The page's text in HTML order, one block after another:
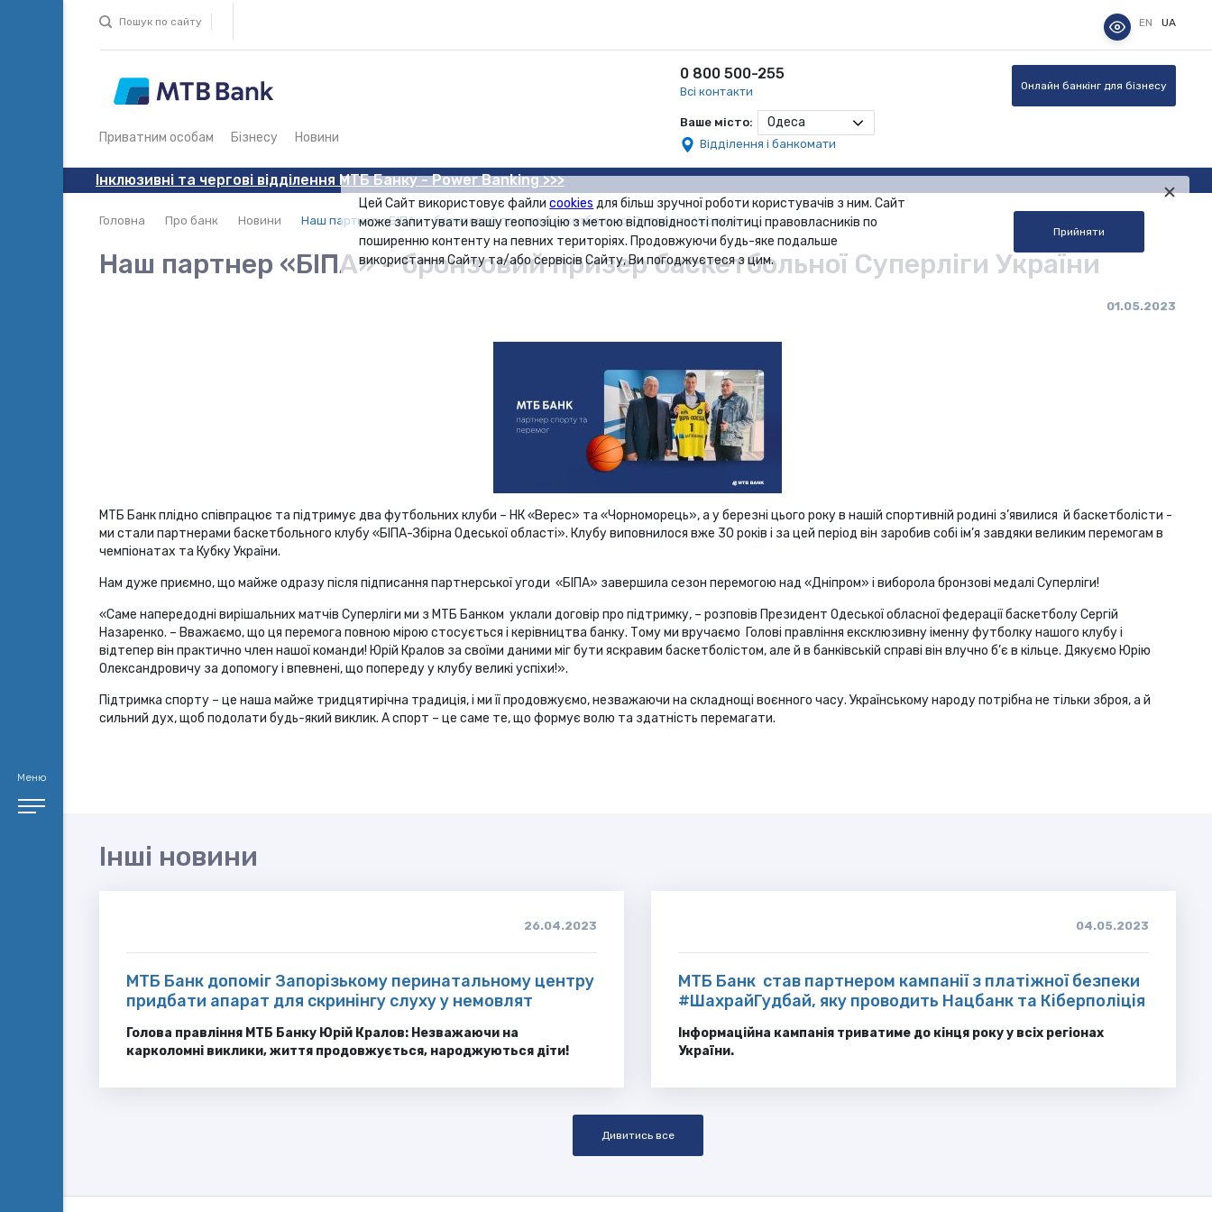
Меню
Пошук по сайту EN UA
Приватним особам Бізнесу Новини
0 800 500-255
Всі контакти
Ваше місто: Одеса
Відділення і банкомати
Онлайн банкінг для бізнесу
Інклюзивні та чергові відділення МТБ Банку - Power Banking >>>
Головна Про банк Новини Наш партнер «БІПА» - бронзовий призер баскетбольної Суперліги України
Наш партнер «БІПА» - бронзовий призер баскетбольної Суперліги України
01.05.2023
МТБ Банк плідно співпрацює та підтримує два футбольних клуби – НК «Верес» та «Чорноморець», а у березні цього року в нашій спортивній родині з’явилися й баскетболісти -
ми стали партнерами баскетбольного клубу «БІПА-Збірна Одеської області». Клубу виповнилося вже 30 років і за цей період він заробив собі ім’я завдяки великим перемогам в
чемпіонатах та Кубку України.
Нам дуже приємно, що майже одразу після підписання партнерської угоди «БІПА» завершила сезон перемогою над «Дніпром» і виборола бронзові медалі Суперліги!
«Саме напередодні вирішальних матчів Суперліги ми з МТБ Банком уклали договір про підтримку, – розповів Президент Одеської обласної федерації баскетболу Сергій
Назаренко. – Вважаємо, що ця перемога повною мірою стосується і керівництва банку. Тому ми вручаємо Голові правління ексклюзивну іменну футболку нашого клубу і
відтепер він практично член нашої команди! Юрій Кралов за своїми даними міг бути яскравим баскетболістом, але й в банківській справі він влучно б’є в кільце. Дякуємо Юрію
Олександровичу за допомогу і впевнені, що попереду у клубу великі успіхи!».
Підтримка спорту – це наша майже тридцятирічна традиція, і ми її продовжуємо, незважаючи на складнощі воєнного часу. Українському народу потрібна не тільки зброя, а й
сильний дух, щоб подолати будь-який виклик. А спорт – це саме те, що формує волю та здатність перемагати.
Інші новини
26.04.2023
МТБ Банк допоміг Запорізькому перинатальному центру
придбати апарат для скринінгу слуху у немовлят
Голова правління МТБ Банку Юрій Кралов: Незважаючи на
карколомні виклики, життя продовжується, народжуються діти!
04.05.2023
МТБ Банк став партнером кампанії з платіжної безпеки
#ШахрайГудбай, яку проводить Нацбанк та Кіберполіція
Інформаційна кампанія триватиме до кінця року у всіх регіонах
України.
Дивитись все
Цей Сайт використовує файлиcookies для більш зручної роботи користувачів з ним. Сайт
може запитувати вашу геопозіцію з метою відповідності політиці правовласників по
поширенню контенту на певних територіях. Продовжуючи будь-яке подальше
використання Сайту та/або сервісів Сайту, Ви погоджуєтеся з цим.
Прийняти